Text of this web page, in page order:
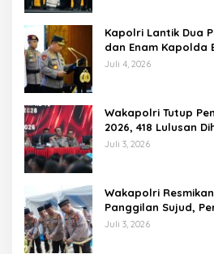
Kapolri Lantik Dua
dan Enam Kapolda
Lengkapnya
Juli 4, 2026
Wakapolri Tutup
2026, 418 Lulusan
Tantangan Era
Juli 3, 2026
Wakapolri
Panggilan Sujud,
Kepemimpinan Polri
Juli 3, 2026